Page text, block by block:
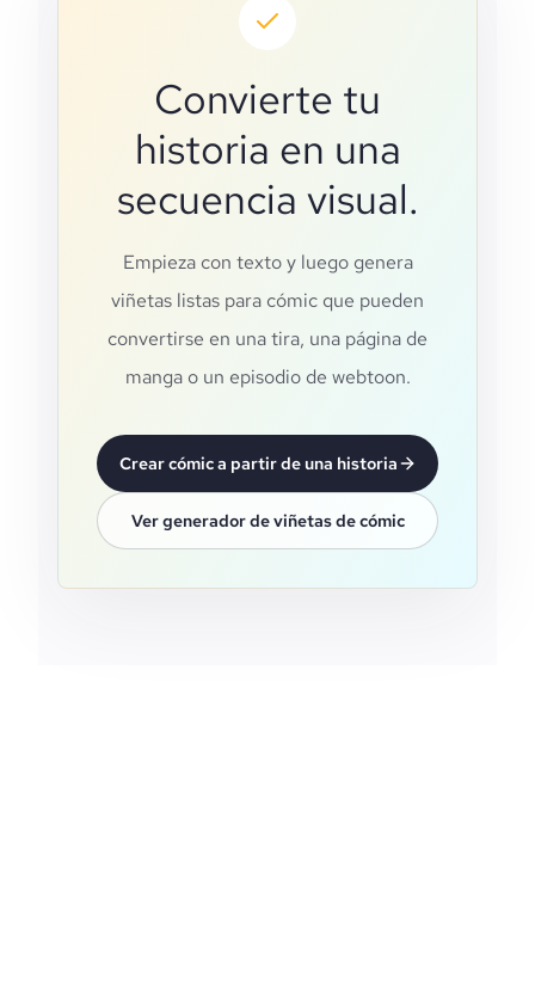
Convierte tu
historia en una
secuencia visual.
Empieza con texto y luego genera
viñetas listas para cómic que pueden
convertirse en una tira, una página de
manga o un episodio de webtoon.
Crear cómic a partir de una historia
Ver generador de viñetas de cómic